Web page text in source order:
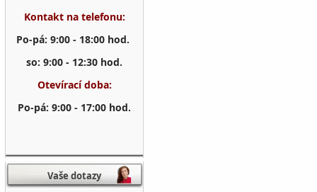
Kontakt na telefonu:
Po-pá: 9:00 - 18:00 hod.
so: 9:00 - 12:30 hod.
Otevírací doba:
Po-pá: 9:00 - 17:00 hod.
Vaše dotazy